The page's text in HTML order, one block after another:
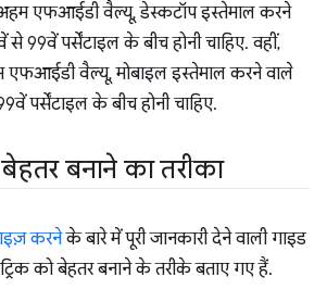
एफआईडी वैल्यू, डेस्कटॉप इस्तेमाल करने
99वें पर्सेंटाइल के बीच होनी चाहिए. वहीं,
एफआईडी वैल्यू, मोबाइल इस्तेमाल करने वाले
पर्सेंटाइल के बीच होनी चाहिए.
बनाने का तरीका
करनेके बारे में पूरी जानकारी देने वाली गाइड
को बेहतर बनाने के तरीके बताए गए हैं.